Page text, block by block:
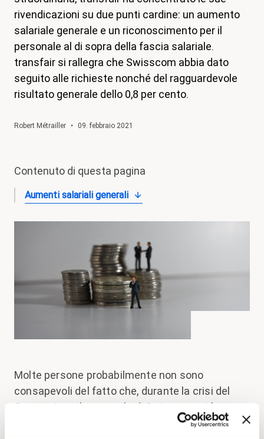
Shop
Contatto
Iniziativa per un congedo familiare
Il mio apprendistato. I miei diritti.
Aderire
rivendicazioni su due punti cardine: un aumento
salariale generale e un riconoscimento per il
personale al di sopra della fascia salariale.
transfair si rallegra che Swisscom abbia dato
seguito alle richieste nonché del ragguardevole
risultato generale dello 0,8 per cento.
Robert Métrailler • 09. febbraio 2021
Contenuto di questa pagina
Aumenti salariali generali
Molte persone probabilmente non sono
consapevoli del fatto che, durante la crisi del
Coronavirus, il personale di Swisscom si è
impegnato al massimo. Quando il Consiglio